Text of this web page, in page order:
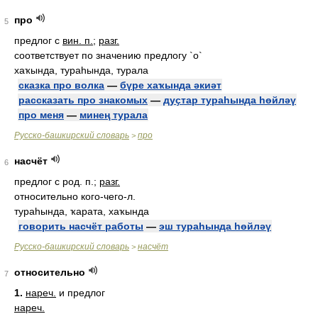
5
про
предлог с вин. п. ; разг.
соответствует по значению предлогу `о`
хаҡында, тураһында, турала
сказка про волка — бүре хаҡында әкиәт
рассказать про знакомых — дуҫтар тураһында һөйләү
про меня — минең турала
Русско-башкирский словарь > про
6
насчёт
предлог с род. п.; разг.
относительно кого-чего-л.
тураһында, ҡарата, хаҡында
говорить насчёт работы — эш тураһында һөйләү
Русско-башкирский словарь > насчёт
7
относительно
1. нареч. и предлог
нареч.